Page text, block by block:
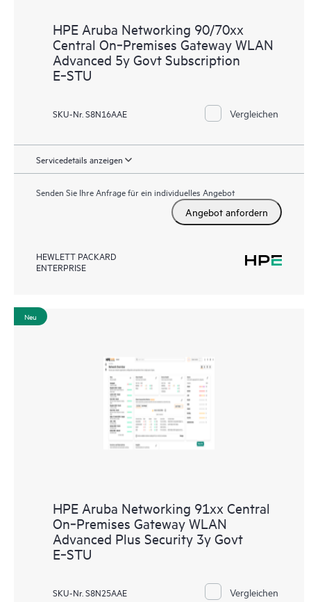
HPE Aruba Networking 90/70xx
Central On‑Premises Gateway WLAN
Advanced 5y Govt Subscription
E‑STU
SKU-Nr. S8N16AAE Vergleichen
Servicedetails anzeigen
Senden Sie Ihre Anfrage für ein individuelles Angebot
Angebot anfordern
HEWLETT PACKARD
ENTERPRISE
Neu
HPE Aruba Networking 91xx Central
On‑Premises Gateway WLAN
Advanced Plus Security 3y Govt
E‑STU
SKU-Nr. S8N25AAE Vergleichen